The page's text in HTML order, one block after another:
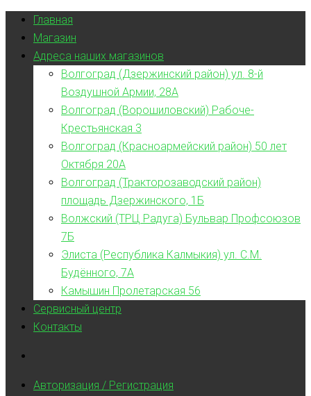
Главная
Магазин
Адреса наших магазинов
Волгоград (Дзержинский район) ул. 8-й
Воздушной Армии, 28А
Волгоград (Ворошиловский) Рабоче-
Крестьянская 3
Волгоград (Красноармейский район) 50 лет
Октября 20А
Волгоград (Тракторозаводский район)
площадь Дзержинского, 1Б
Волжский (ТРЦ Радуга) Бульвар Профсоюзов
7Б
Элиста (Республика Калмыкия) ул. С.М.
Будённого, 7А
Камышин Пролетарская 56
Сервисный центр
Контакты
Авторизация / Регистрация